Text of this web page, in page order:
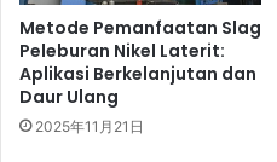
Metode Pemanfaatan Slag
Peleburan Nikel Laterit:
Aplikasi Berkelanjutan dan
Daur Ulang
2025年11月21日